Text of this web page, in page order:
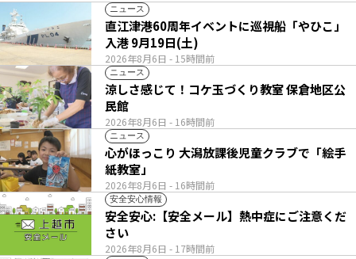
ニュース
2026年8月6日 - 15時間前
直江津港60周年イベントに巡視船「やひこ」
入港 9月19日(土)
ニュース
2026年8月6日 - 16時間前
涼しさ感じて！コケ玉づくり教室 保倉地区公
民館
ニュース
2026年8月6日 - 16時間前
心がほっこり 大潟放課後児童クラブで「絵手
紙教室」
安全安心情報
2026年8月6日 - 17時間前
安全安心:【安全メール】熱中症にご注意くだ
さい